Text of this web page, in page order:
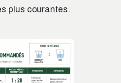
plus courantes.